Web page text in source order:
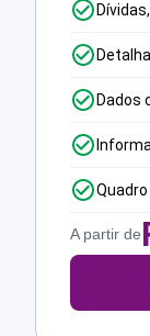
Dados
A partir de